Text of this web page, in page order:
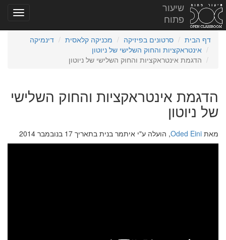
שיעור
פתוח
דף הבית סרטונים בפיזיקה מכניקה קלאסית
דינמיקה
אינטראקציות והחוק השלישי של ניוטון
הדגמת אינטראקציות והחוק השלישי של ניוטון
הדגמת אינטראקציות והחוק השלישי
של ניוטון
מאת Oded Eini, הועלה ע"י איתמר בנית בתאריך 17 בנובמבר 2014